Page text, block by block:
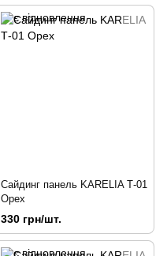
Сайдинг панель KARELIA Т-01
Орех
330 грн/шт.